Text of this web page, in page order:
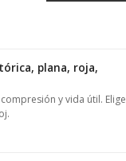
plana, roja,
y vida útil. Elige